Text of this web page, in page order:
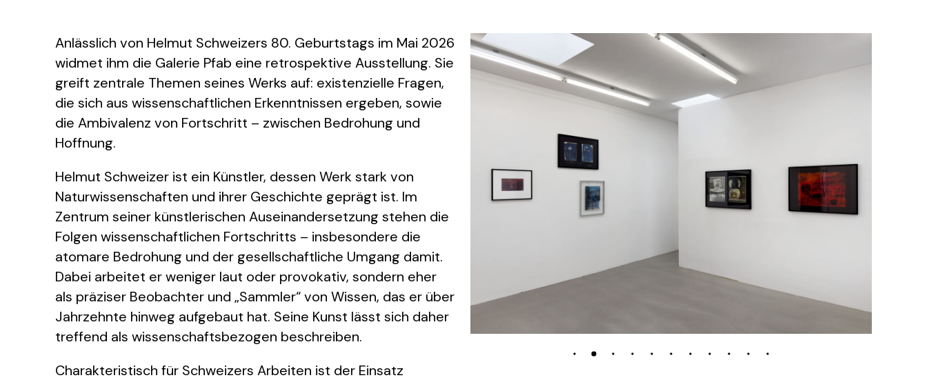
Anlässlich von Helmut Schweizers 80. Geburtstags im Mai 2026
widmet ihm die Galerie Pfab eine retrospektive Ausstellung. Sie
greift zentrale Themen seines Werks auf: existenzielle Fragen,
die sich aus wissenschaftlichen Erkenntnissen ergeben, sowie
die Ambivalenz von Fortschritt – zwischen Bedrohung und
Hoffnung.
Helmut Schweizer ist ein Künstler, dessen Werk stark von
Naturwissenschaften und ihrer Geschichte geprägt ist. Im
Zentrum seiner künstlerischen Auseinandersetzung stehen die
Folgen wissenschaftlichen Fortschritts – insbesondere die
atomare Bedrohung und der gesellschaftliche Umgang damit.
Dabei arbeitet er weniger laut oder provokativ, sondern eher
als präziser Beobachter und „Sammler“ von Wissen, das er über
Jahrzehnte hinweg aufgebaut hat. Seine Kunst lässt sich daher
treffend als wissenschaftsbezogen beschreiben.
Charakteristisch für Schweizers Arbeiten ist der Einsatz